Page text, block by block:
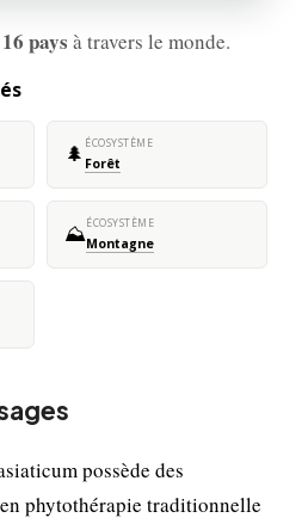
16 pays à travers le monde.
🌲 ÉCOSYSTÈME
Forêt
⛰️ÉCOSYSTÈME
Montagne
possède des
phytothérapie traditionnelle